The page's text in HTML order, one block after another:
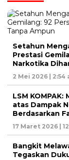
Setahun
Prestasi
Narkotika
2 Mei 2026 | 2:54
LSM
atas Dampak
Berdasarkan
17 Maret 2026 |
Bangkit
Tegaskan